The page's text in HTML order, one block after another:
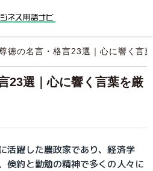
徳の名言・格言23選｜心に響く言
23選｜心に響く言葉を厳
活躍した農政家であり、経済学
倹約と勤勉の精神で多くの人々に